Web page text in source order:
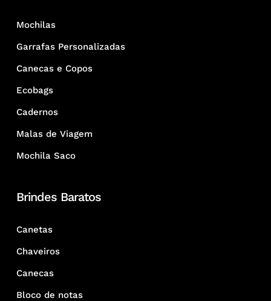
Mochilas
Garrafas Personalizadas
Canecas e Copos
Ecobags
Cadernos
Malas de Viagem
Mochila Saco
Brindes Baratos
Canetas
Chaveiros
Canecas
Bloco de notas